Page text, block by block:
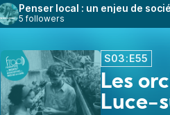
Penser local : un enjeu de
5 followers
S03:E55
Les
Luce-